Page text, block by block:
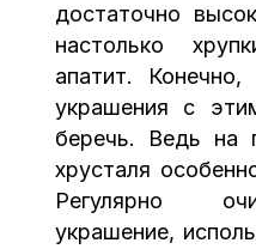
достаточно
настолько
апатит.
украшения с
беречь. Ведь на
хрусталя
Регулярно
украшение,